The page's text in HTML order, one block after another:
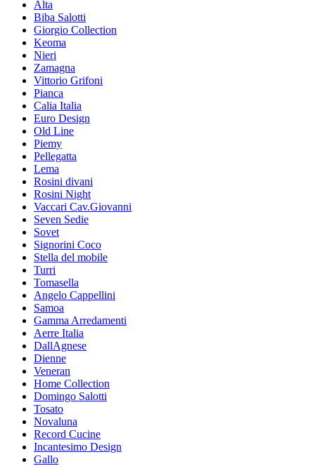
Alta
Biba Salotti
Giorgio Collection
Keoma
Nieri
Zamagna
Vittorio Grifoni
Pianca
Calia Italia
Euro Design
Old Line
Piemy
Pellegatta
Lema
Rosini divani
Rosini Night
Vaccari Cav.Giovanni
Seven Sedie
Sovet
Signorini Coco
Stella del mobile
Turri
Tomasella
Angelo Cappellini
Samoa
Gamma Arredamenti
Aerre Italia
DallAgnese
Dienne
Veneran
Home Collection
Domingo Salotti
Tosato
Novaluna
Record Cucine
Incantesimo Design
Gallo